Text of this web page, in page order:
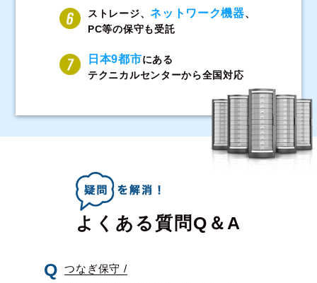
ストレージ、ネットワーク機器、
PC等の保守も受託
日本9都市にある
テクニカルセンターから全国対応
よくある質問Q＆A
つなぎ保守 /